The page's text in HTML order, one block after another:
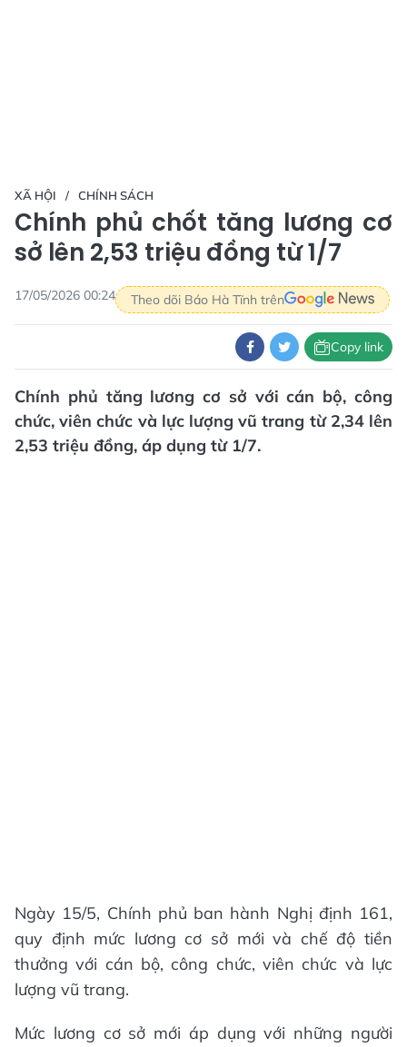
XÃ HỘI CHÍNH SÁCH
Chính phủ chốt tăng lương cơ
sở lên 2,53 triệu đồng từ 1/7
17/05/2026 00:24 Theo dõi Báo Hà Tĩnh trên
Copy link
Chính phủ tăng lương cơ sở với cán bộ, công
chức, viên chức và lực lượng vũ trang từ 2,34 lên
2,53 triệu đồng, áp dụng từ 1/7.
Ngày 15/5, Chính phủ ban hành Nghị định 161,
quy định mức lương cơ sở mới và chế độ tiền
thưởng với cán bộ, công chức, viên chức và lực
lượng vũ trang.
Mức lương cơ sở mới áp dụng với những người